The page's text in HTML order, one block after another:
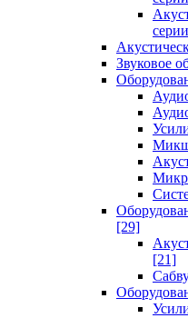
Звуковое
[29]
[21]